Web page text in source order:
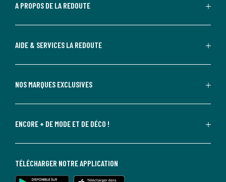
A PROPOS DE LA REDOUTE
AIDE & SERVICES LA REDOUTE
NOS MARQUES EXCLUSIVES
ENCORE + DE MODE ET DE DÉCO !
TÉLÉCHARGER NOTRE APPLICATION